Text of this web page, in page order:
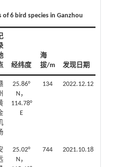
of 6 bird species in Ganzhou
经纬度
海
拔/m
发现日期
25.86°
N，
114.78°
E
134 2022.12.12
25.02°
N，
744 2021.10.18